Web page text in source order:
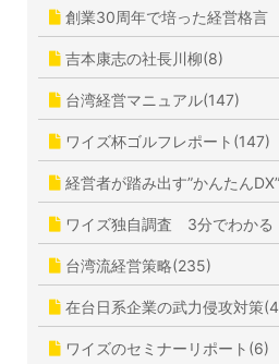
創業30周年で培った経営格
吉本康志の社長川柳(8)
台湾経営マニュアル(147)
ワイズ杯ゴルフレポート(147)
経営者が踏み出す”かんたん
ワイズ独自調査 3分でわかる
台湾流経営策略(235)
在台日系企業の武力侵攻対策
ワイズのセミナーリポート(6)